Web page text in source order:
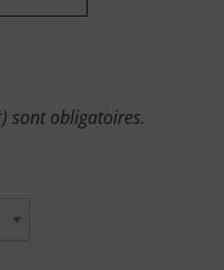
sont obligatoires.